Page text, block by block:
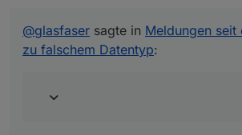
@glasfaser sagte in Meldungen
zu falschem Datentyp: